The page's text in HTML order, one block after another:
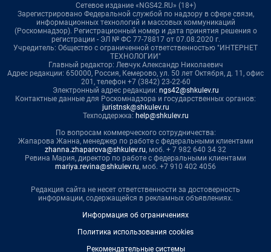
Сетевое издание «NGS42.RU» (18+)
Зарегистрировано Федеральной службой по надзору в сфере связи,
информационных технологий и массовых коммуникаций
(Роскомнадзор). Регистрационный номер и дата принятия решения о
регистрации - ЭЛ № ФС 77-78817 от 07.08.2020 г.
Учредитель: Общество с ограниченной ответственностью "ИНТЕРНЕТ
ТЕХНОЛОГИИ"
Главный редактор: Левчук Александр Николаевич
Адрес редакции: 650000, Россия, Кемерово, ул. 50 лет Октября, д. 11, офис
201, телефон +7 (3842) 23-22-60
Электронный адрес редакции: ngs42@shkulev.ru
Контактные данные для Роскомнадзора и государственных органов:
juristnsk@shkulev.ru
Техподдержка: help@shkulev.ru
По вопросам коммерческого сотрудничества:
Жапарова Жанна, менеджер по работе с федеральными клиентами
zhanna.zhaparova@shkulev.ru, моб. + 7 982 640 34 32
Ревина Мария, директор по работе с федеральными клиентами
mariya.revina@shkulev.ru, моб. +7 910 402 4056
Редакция сайта не несет ответственности за достоверность
информации, содержащейся в рекламных объявлениях.
Информация об ограничениях
Политика использования cookies
Рекомендательные системы